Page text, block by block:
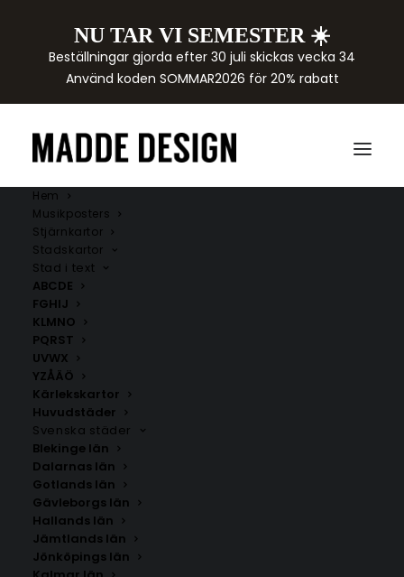
NU TAR VI SEMESTER ☀️
Beställningar gjorda efter 30 juli skickas vecka 34
Använd koden SOMMAR2026 för 20% rabatt
Hem
Musikposters
Stjärnkartor
Stadskartor
Stad i text
ABCDE
FGHIJ
KLMNO
PQRST
UVWX
YZÅÄÖ
Kärlekskartor
Huvudstäder
Svenska städer
Blekinge län
Dalarnas län
Gotlands län
Gävleborgs län
Hallands län
Jämtlands län
Jönköpings län